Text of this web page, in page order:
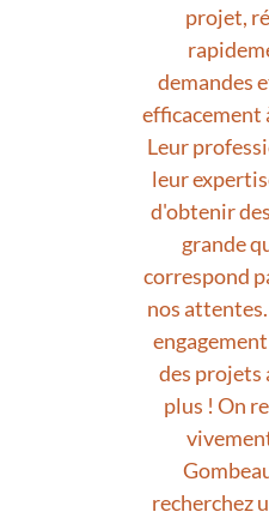
projet,
demandes
efficacement
Leur
leur
d'obtenir
grande
correspond
nos
des projets
plus ! On
recherchez